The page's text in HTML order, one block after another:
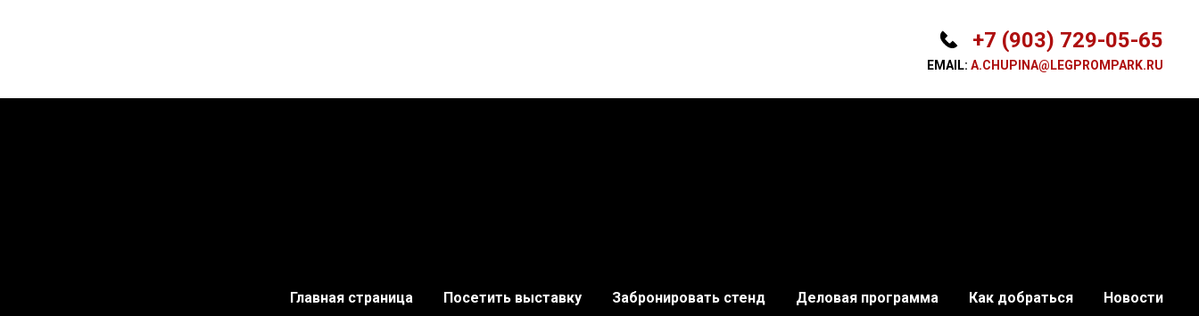
+7 (903) 729-05-65
EMAIL: A.CHUPINA@LEGPROMPARK.RU
Главная страница Посетить выставку Забронировать стенд Деловая программа Как добраться Новости